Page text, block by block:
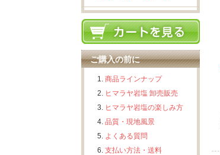
ご購入の前に
商品ラインナップ
ヒマラヤ岩塩 卸売販売
ヒマラヤ岩塩の楽しみ方
品質・現地風景
よくある質問
支払い方法・送料